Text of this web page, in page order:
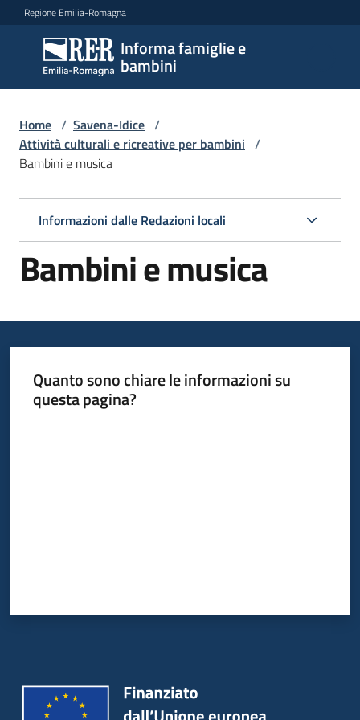
Vai al contenuto
Vai alla navigazione
Vai al footer
Regione Emilia-Romagna
Informa famiglie e
bambini
Informa
famiglie
e
bambini
famiglie
Informazioni
Home / Savena-Idice /
Attività culturali e ricreative per bambini /
Bambini e musica
Informazioni dalle Redazioni locali
Bambini e musica
Quanto sono chiare le informazioni su
questa pagina?